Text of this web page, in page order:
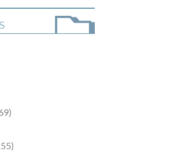
Academia Española,
con el buen uso del
comunicación y en